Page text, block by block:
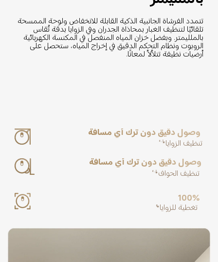
تتمدد الفرشاة الجانبية الذكية القابلة للانخفاض ولوحة الممسحة
تلقائيًا لتنظيف الغبار بمحاذاة الجدران وفي الزوايا بدقة تُقاس
بالملليمتر. وبفضل خزان المياه المنفصل في المكنسة الكهربائية
الروبوت ونظام التحكم الدقيق في إخراج المياه، ستحصل على
أرضيات نظيفة تتلألأ لمعانًا.
وصول دقيق دون ترك أي مسافة
تنظيف الزوايا*6,7
وصول دقيق دون ترك أي مسافة
تنظيف الحواف*6,7
100%
تغطية للزوايا*8